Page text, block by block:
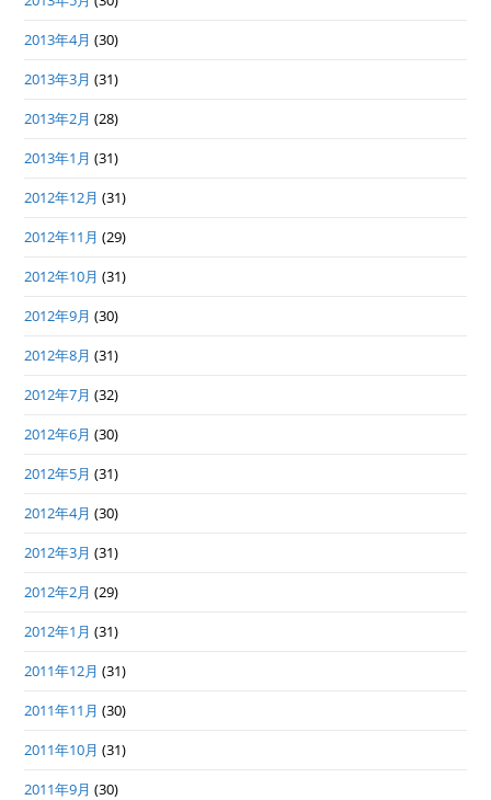
2013年4月 (30)
2013年3月 (31)
2013年2月 (28)
2013年1月 (31)
2012年12月 (31)
2012年11月 (29)
2012年10月 (31)
2012年9月 (30)
2012年8月 (31)
2012年7月 (32)
2012年6月 (30)
2012年5月 (31)
2012年4月 (30)
2012年3月 (31)
2012年2月 (29)
2012年1月 (31)
2011年12月 (31)
2011年11月 (30)
2011年10月 (31)
2011年9月 (30)